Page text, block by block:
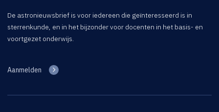
De astronieuwsbrief is voor iedereen die geïnteresseerd is in
sterrenkunde, en in het bijzonder voor docenten in het basis- en
voortgezet onderwijs.
Aanmelden